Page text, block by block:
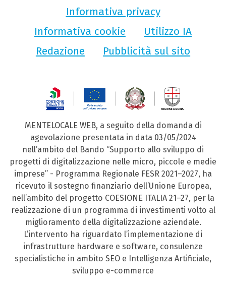
Informativa privacy
Informativa cookie
Utilizzo IA
Redazione
Pubblicità sul sito
MENTELOCALE WEB, a seguito della domanda di
agevolazione presentata in data 03/05/2024
nell’ambito del Bando “Supporto allo sviluppo di
progetti di digitalizzazione nelle micro, piccole e medie
imprese” - Programma Regionale FESR 2021–2027, ha
ricevuto il sostegno finanziario dell’Unione Europea,
nell’ambito del progetto COESIONE ITALIA 21–27, per la
realizzazione di un programma di investimenti volto al
miglioramento della digitalizzazione aziendale.
L’intervento ha riguardato l’implementazione di
infrastrutture hardware e software, consulenze
specialistiche in ambito SEO e Intelligenza Artificiale,
sviluppo e-commerce